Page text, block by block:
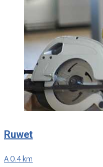
Ruwet
A 0.4 km